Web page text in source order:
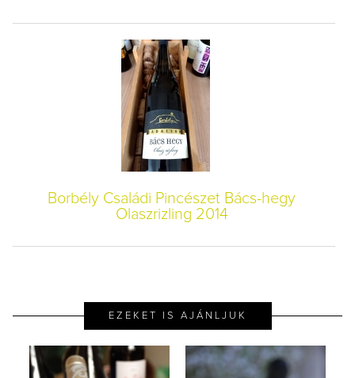
Borbély Családi Pincészet Bács-hegy
Olaszrizling 2014
EZEKET IS AJÁNLJUK